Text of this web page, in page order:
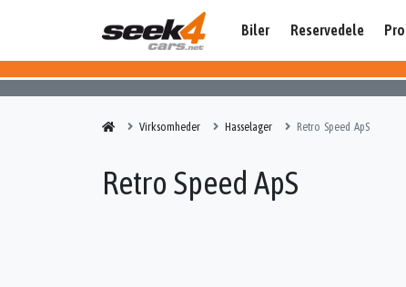
Biler Reservedele
Virksomheder Hasselager Retro Speed ApS
Retro Speed ApS